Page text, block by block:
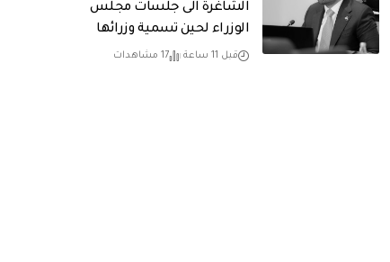
الشاغرة الى جلسات مجلس
الوزراء لحين تسمية وزرائها
قبل 11 ساعة 17 مشاهدات